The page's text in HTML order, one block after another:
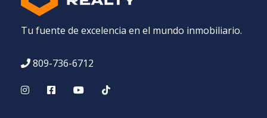
Tu fuente de excelencia en el mundo inmobiliario.
809-736-6712